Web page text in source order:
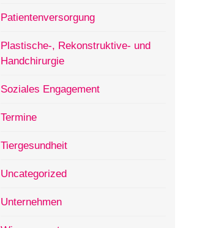
Patientenversorgung
Plastische-, Rekonstruktive- und
Handchirurgie
Soziales Engagement
Termine
Tiergesundheit
Uncategorized
Unternehmen